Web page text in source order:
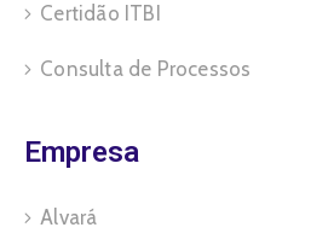
Certidão ITBI
Consulta de Processos
Empresa
Alvará